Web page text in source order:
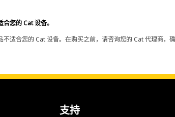
您的 Cat 设备。
适合您的 Cat 设备。在购买之前，请咨询您的 Cat 代理商
支持